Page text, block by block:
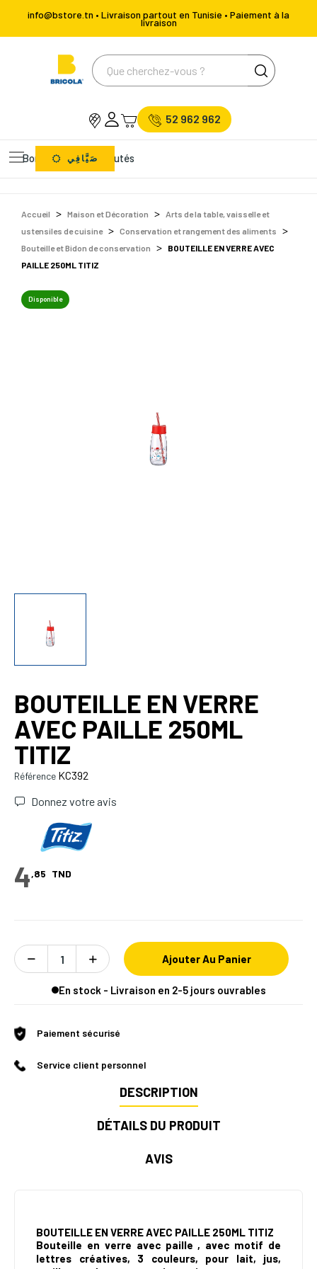
info@bstore.tn • Livraison partout en Tunisie • Paiement à la
livraison
52 962 962
Bons Plans Nouveautés
صَيَّافِي
Accueil Maison et Décoration
Arts de la table, vaisselle et
ustensiles de cuisine
Conservation et rangement des aliments
Bouteille et Bidon de conservation
BOUTEILLE EN VERRE AVEC
PAILLE 250ML TITIZ
Disponible
BOUTEILLE EN VERRE
AVEC PAILLE 250ML
TITIZ
Référence KC392
Donnez votre avis
4,85 TND
Ajouter Au Panier
En stock - Livraison en 2-5 jours ouvrables
Paiement sécurisé
Service client personnel
DESCRIPTION
DÉTAILS DU PRODUIT
AVIS
BOUTEILLE EN VERRE AVEC PAILLE 250ML TITIZ
Bouteille en verre avec paille , avec motif de
lettres créatives, 3 couleurs, pour lait, jus,